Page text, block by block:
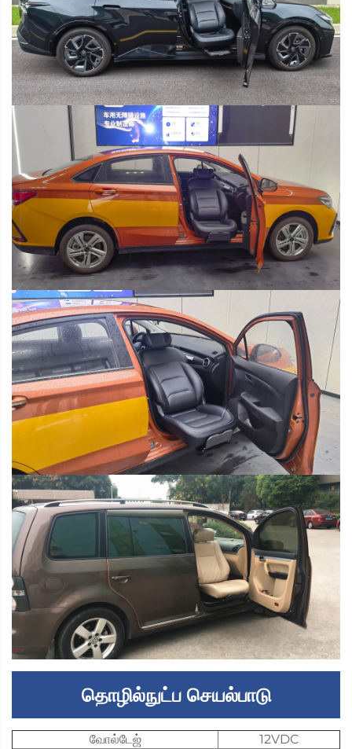
தொழில்நுட்ப செயல்பாடு
வோல்டேஜ்
12VDC